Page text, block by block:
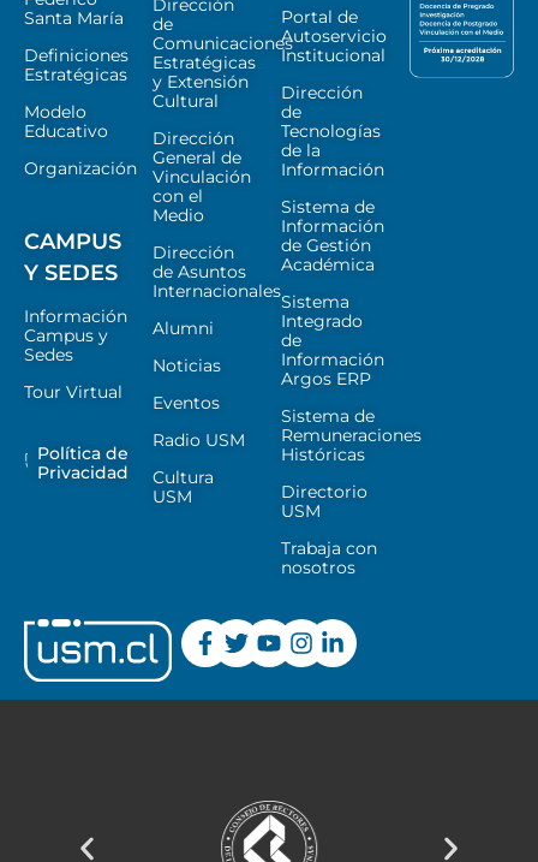
Santa María
Definiciones
Estratégicas
Modelo
Educativo
Organización
CAMPUS
Y SEDES
Información
Campus y
Sedes
Tour Virtual
Política de
Privacidad
Dirección
de
Comunicaciones
Estratégicas
y Extensión
Cultural
Dirección
General de
Vinculación
con el
Medio
Dirección
de Asuntos
Internacionales
Alumni
Noticias
Eventos
Radio USM
Cultura
USM
Portal de
Autoservicio
Institucional
Dirección
de
Tecnologías
de la
Información
Sistema de
Información
de Gestión
Académica
Sistema
Integrado
de
Información
Argos ERP
Sistema de
Remuneraciones
Históricas
Directorio
USM
Trabaja con
nosotros